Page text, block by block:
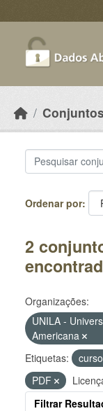
Ordenar por
2
Organizações:
UNILA -
Americana
Etiquetas:
PDF
Filtrar